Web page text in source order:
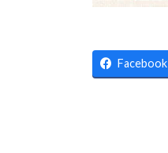
Facebook